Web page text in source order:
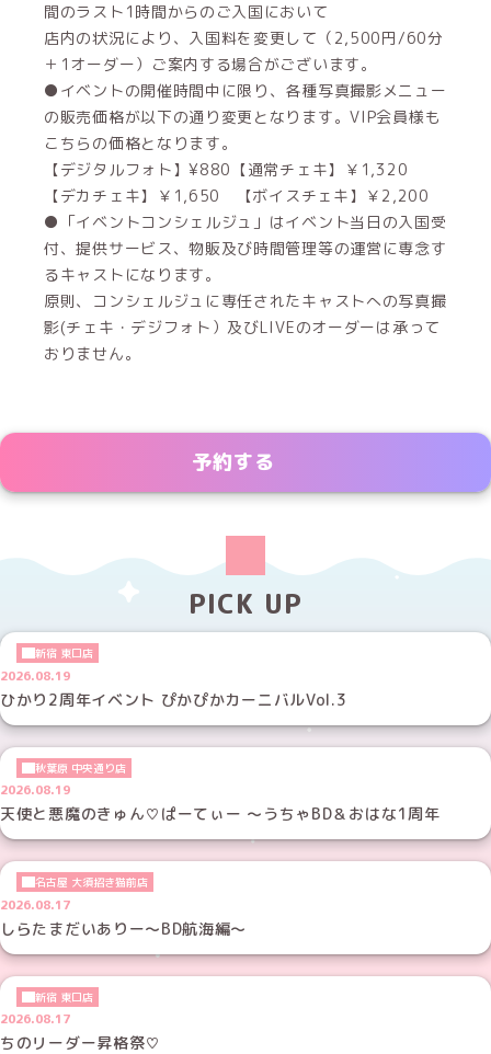
間のラスト1時間からのご入国において
店内の状況により、入国料を変更して（2,500円/60分
＋1オーダー）ご案内する場合がございます。
●イベントの開催時間中に限り、各種写真撮影メニュー
の販売価格が以下の通り変更となります。VIP会員様も
こちらの価格となります。
【デジタルフォト】¥880【通常チェキ】￥1,320
【デカチェキ】￥1,650 【ボイスチェキ】￥2,200
●「イベントコンシェルジュ」はイベント当日の入国受
付、提供サービス、物販及び時間管理等の運営に専念す
るキャストになります。
原則、コンシェルジュに専任されたキャストへの写真撮
影(チェキ・デジフォト）及びLIVEのオーダーは承って
おりません。
予約する
PICK UP
新宿 東口店
2026.08.19
ひかり2周年イベント ぴかぴかカーニバルVol.3
秋葉原 中央通り店
2026.08.19
天使と悪魔のきゅん♡ぱーてぃー ～うちゃBD＆おはな1周年
名古屋 大須招き猫前店
2026.08.17
しらたまだいありー～BD航海編～
新宿 東口店
2026.08.17
ちのリーダー昇格祭♡